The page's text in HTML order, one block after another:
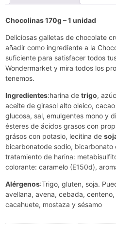
Chocolinas 170g – 1 unidad
Deliciosas galletas de chocolate
añadir como ingrediente a la
suficiente para satisfacer todos
Wondermarket y mira todos los
tenemos.
Ingredientes:harina de trigo,
aceite de girasol alto oleico,
glucosa, sal, emulgentes mono y
ésteres de ácidos grasos con
grásos con potasio, lecitina de
bicarbonatode sodio, bicarbonato
tratamiento de harina:
colorante: caramelo (E150d),
Alérgenos:Trigo, gluten, soja.
avellana, avena, cebada,
cacahuete, mostaza y sésamo